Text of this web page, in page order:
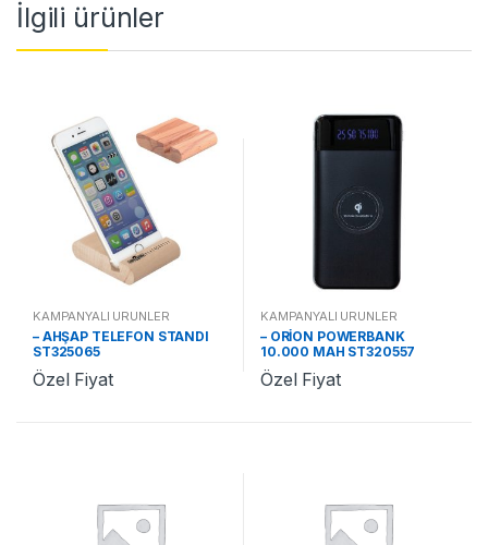
İlgili ürünler
KAMPANYALI ÜRÜNLER
– AHŞAP TELEFON STANDI
ST325065
Özel Fiyat
KAMPANYALI ÜRÜNLER
– ORİON POWERBANK
10.000 MAH ST320557
Özel Fiyat